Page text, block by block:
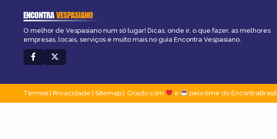
ENCONTRAVESPASIANO
O melhor de Vespasiano num só lugar! Dicas, onde ir, o que fazer, as melhores
empresas, locais, serviços e muito mais no guia Encontra Vespasiano.
Termos Privacidade Sitemap Criado com e pelo time do EncontraBrasil